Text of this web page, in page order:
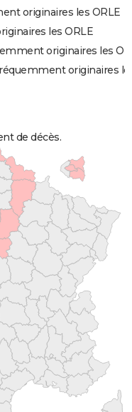
originaires les ORLE
les ORLE
originaires les
originaires
de décès.